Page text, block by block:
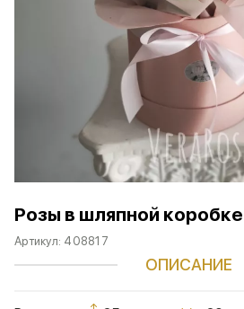
Розы в шляпной коробке
Артикул: 408817
ОПИСАНИЕ